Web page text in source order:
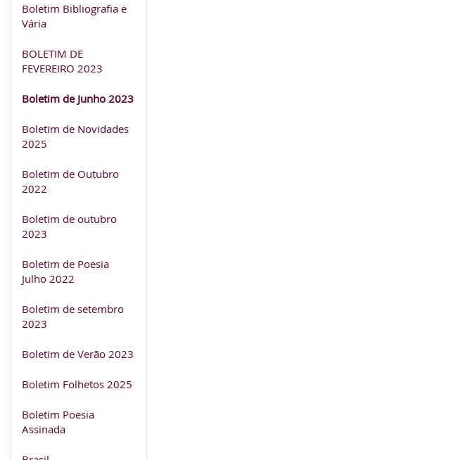
Boletim Bibliografia e
Vária
BOLETIM DE
FEVEREIRO 2023
Boletim de Junho 2023
Boletim de Novidades
2025
Boletim de Outubro
2022
Boletim de outubro
2023
Boletim de Poesia
Julho 2022
Boletim de setembro
2023
Boletim de Verão 2023
Boletim Folhetos 2025
Boletim Poesia
Assinada